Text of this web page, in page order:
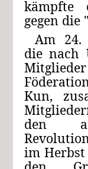
kämpfte
gegen die
Am 24.
die nach
Kun,
den
im